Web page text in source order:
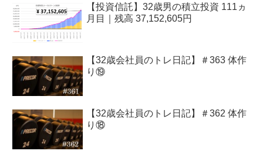
【投資信託】32歳男の積立投資 111ヵ
月目｜残高 37,152,605円
【32歳会社員のトレ日記】＃363 体作
り⑲
【32歳会社員のトレ日記】＃362 体作
り⑱